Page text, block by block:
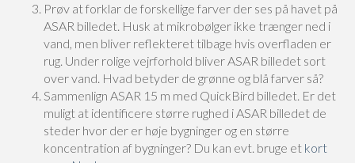
Prøv at forklar de forskellige farver der ses på havet på
ASAR billedet. Husk at mikrobølger ikke trænger ned i
vand, men bliver reflekteret tilbage hvis overfladen er
rug. Under rolige vejrforhold bliver ASAR billedet sort
over vand. Hvad betyder de grønne og blå farver så?
Sammenlign ASAR 15 m med QuickBird billedet. Er det
muligt at identificere større rughed i ASAR billedet de
steder hvor der er høje bygninger og en større
koncentration af bygninger? Du kan evt. bruge et kort